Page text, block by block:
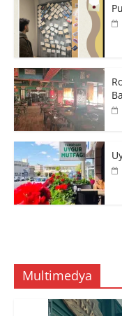
Multimedya